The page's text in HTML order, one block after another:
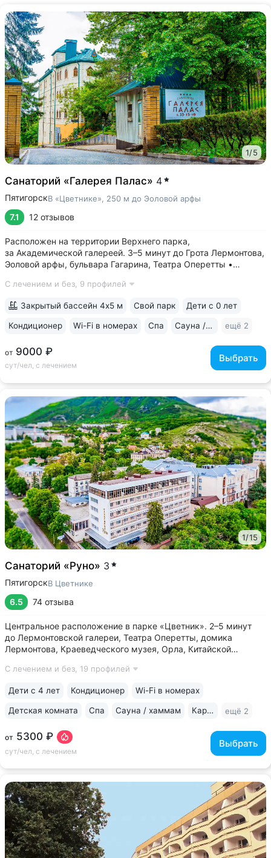
1/5
Санаторий «Галерея Палас» 4
ПятигорскВ «Цветнике», 250 м до Эоловой арфы
7.1 12 отзывов
Расположен на территории Верхнего парка,
за Академической галереей. 3–5 минут до Грота Лермонтова,
Эоловой арфы, бульвара Гагарина, Театра Оперетты •
с Михайловским источником за зданием санатория. Ванны
С лечением и без, 9 профилей
от 9000 ₽
сут/чел, с лечением
Выбрать
Закрытый бассейн 4х5 м Свой парк Дети с 0 лет
Кондиционер Wi-Fi в номерах Спа Сауна / хаммам ещё 2
1/15
Санаторий «Руно» 3
ПятигорскВ Цветнике
6.5 74 отзыва
Центральное расположение в парке «Цветник». 2–5 минут
до Лермонтовской галереи, Театра Оперетты, домика
Лермонтова, Краеведческого музея, Орла, Китайской
«Каштан». Теплые переходы между основным и лечебным
С лечением и без, 19 профилей
от 5300 ₽
сут/чел, с лечением
Выбрать
Дети с 4 лет Кондиционер Wi-Fi в номерах
Детская комната Спа Сауна / хаммам Караоке ещё 2